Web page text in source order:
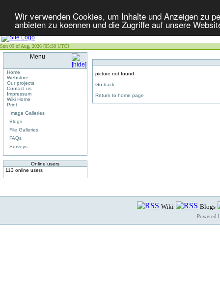
Wir verwenden Cookies, um Inhalte und Anzeigen zu
anbieten zu koennen und die Zugriffe auf unsere
Sun 09 of Aug, 2026 [05:38 UTC]
Menu
Home
Webstore
Our projects
Contact us
Impressum
Wiki Home
Print
Image Galleries
Blogs
File Galleries
FAQs
Surveys
Online users
113 online users
picture not found
Go back
Return to home page
Wiki Blogs
Powered